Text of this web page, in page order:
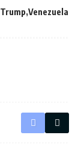
Trump Venezuela